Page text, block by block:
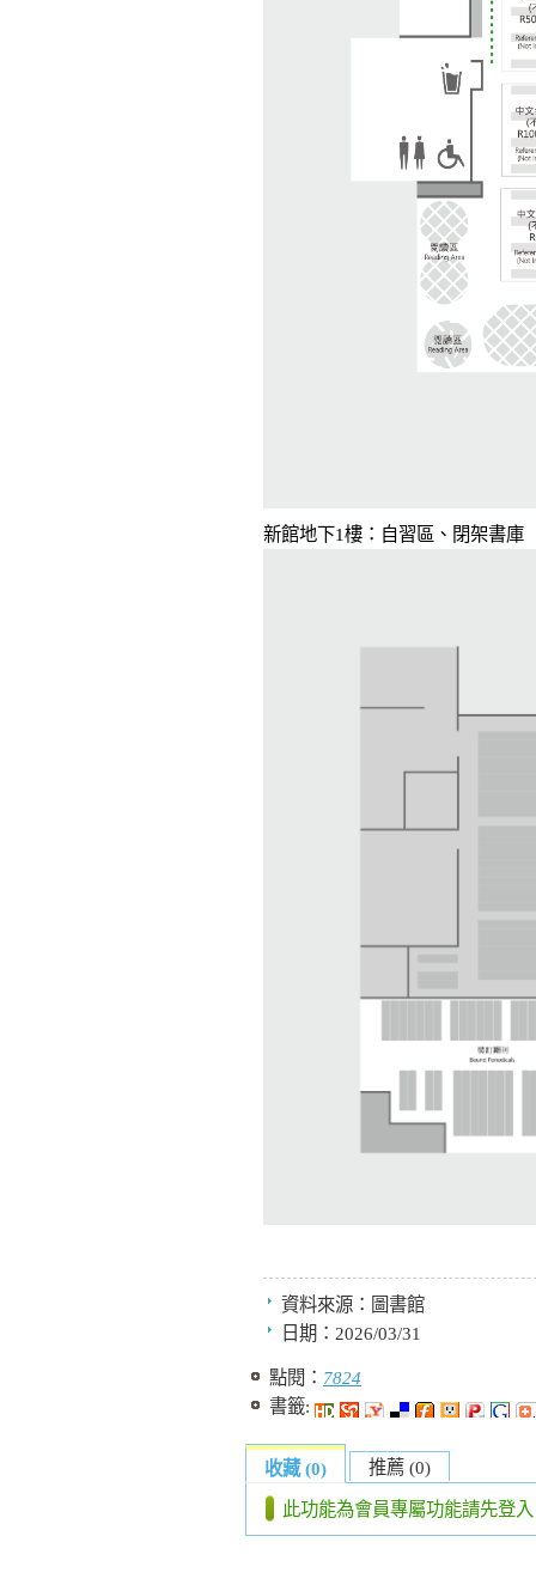
新館地下1樓：自習區、閉架書庫
資料來源： 圖書館
日期： 2026/03/31
點閱： 7824
書籤:
收藏 (0) 推薦 (0)
此功能為會員專屬功能請先登入